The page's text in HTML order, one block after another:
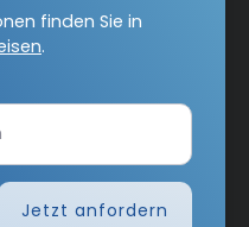
finden Sie in
.
Jetzt anfordern